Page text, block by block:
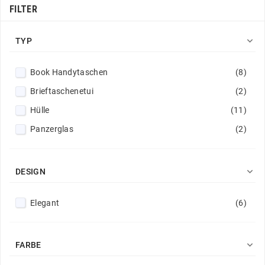
FILTER
TYP 
Book Handytaschen
(8)
Brieftaschenetui
(2)
Hülle
(11)
Panzerglas
(2)
DESIGN 
Elegant (6)
FARBE 